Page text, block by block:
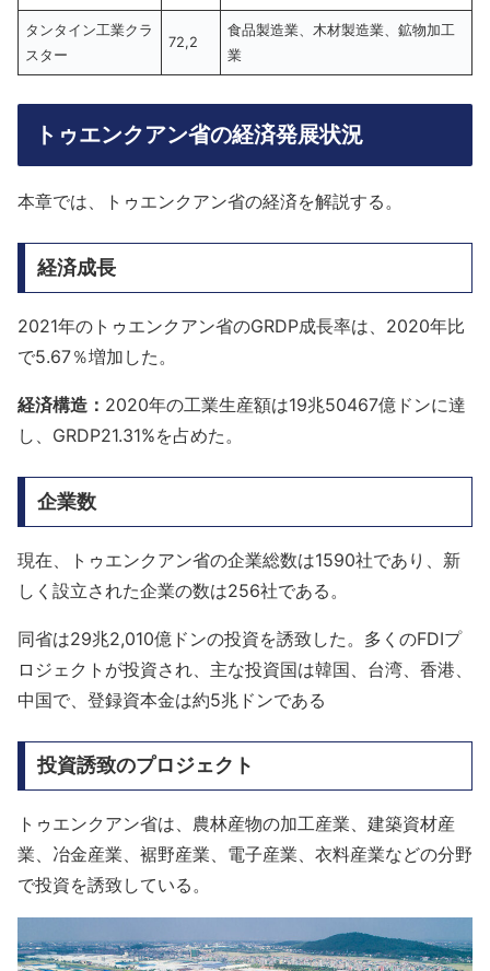
タンタイン工業クラ
スター
72,2
食品製造業、木材製造業、鉱物加工
業
トゥエンクアン省の経済発展状況
本章では、トゥエンクアン省の経済を解説する。
経済成長
2021年のトゥエンクアン省のGRDP成長率は、2020年比
で5.67％増加した。
経済構造： 2020年の工業生産額は19兆50467億ドンに達
し、GRDP21.31%を占めた。
企業数
現在、トゥエンクアン省の企業総数は1590社であり、新
しく設立された企業の数は256社である。
同省は29兆2,010億ドンの投資を誘致した。多くのFDIプ
ロジェクトが投資され、主な投資国は韓国、台湾、香港、
中国で、登録資本金は約5兆ドンである
投資誘致のプロジェクト
トゥエンクアン省は、農林産物の加工産業、建築資材産
業、冶金産業、裾野産業、電子産業、衣料産業などの分野
で投資を誘致している。